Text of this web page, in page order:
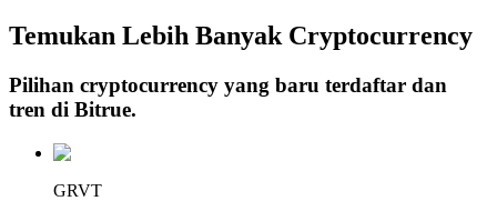
Pinjaman
Layanan pinjaman yang didukung Crypto
Temukan Lebih Banyak Cryptocurrency
Pilihan cryptocurrency yang baru terdaftar dan
tren di Bitrue.
GRVT